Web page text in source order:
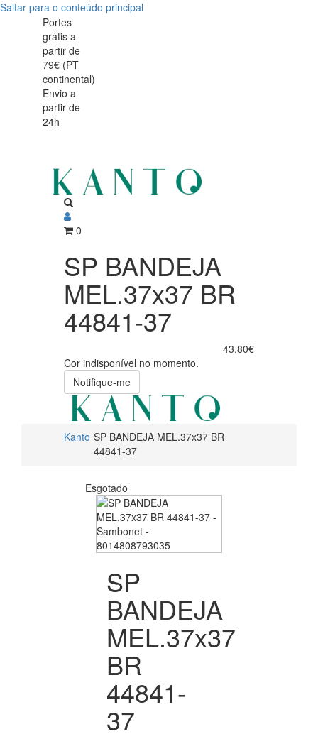
Saltar para o conteúdo principal
BANDEJA
MEL.37x37
44841-
BANDEJA
MEL.37x37
44841-
Portes
grátis a
partir de
79€ (PT
continental)
Envio a
partir de
24h
0
SP BANDEJA
MEL.37x37 BR
44841-37
43.80€
Cor indisponível no momento.
Notifique-me
Kanto SP BANDEJA MEL.37x37 BR
44841-37
Esgotado
SP
BANDEJA
MEL.37x37
BR
44841-
37